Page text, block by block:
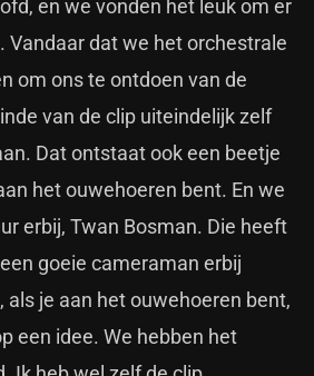
en we vonden het leuk om er
Vandaar dat we het orchestrale
om ons te ontdoen van de
van de clip uiteindelijk zelf
Dat ontstaat ook een beetje
het ouwehoeren bent. En we
erbij, Twan Bosman. Die heeft
goeie cameraman erbij
als je aan het ouwehoeren bent,
een idee. We hebben het